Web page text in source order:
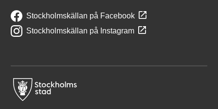
Stockholmskällan på Facebook
Stockholmskällan på Instagram